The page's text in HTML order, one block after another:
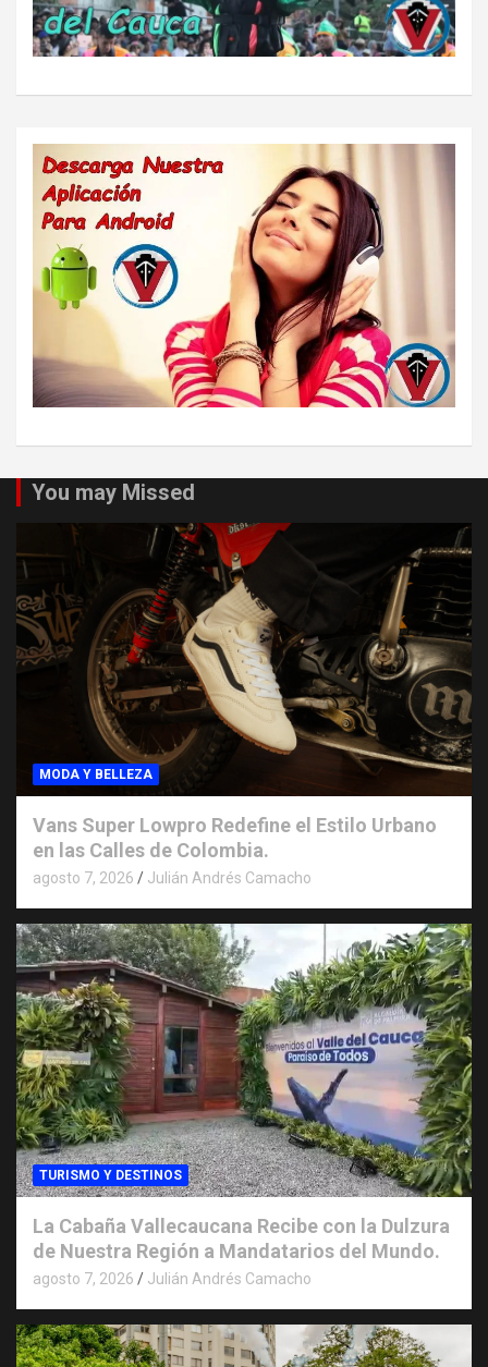
You may Missed
MODA Y BELLEZA
Vans Super Lowpro Redefine el Estilo Urbano
en las Calles de Colombia.
agosto 7, 2026 Julián Andrés Camacho
TURISMO Y DESTINOS
La Cabaña Vallecaucana Recibe con la Dulzura
de Nuestra Región a Mandatarios del Mundo.
agosto 7, 2026 Julián Andrés Camacho